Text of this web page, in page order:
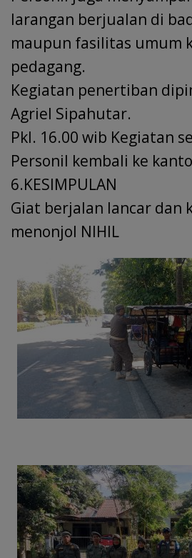
larangan berjualan di
maupun fasilitas umum
pedagang.
Kegiatan penertiban
Agriel Sipahutar.
Pkl. 16.00 wib Kegiatan
Personil kembali ke
6.KESIMPULAN
Giat berjalan lancar dan
menonjol NIHIL